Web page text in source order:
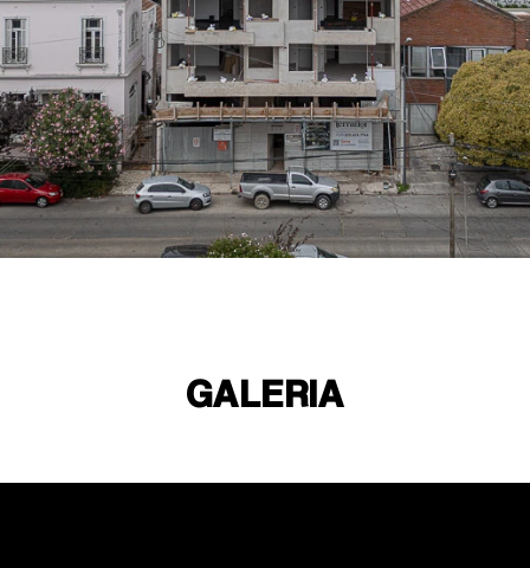
GALERIA